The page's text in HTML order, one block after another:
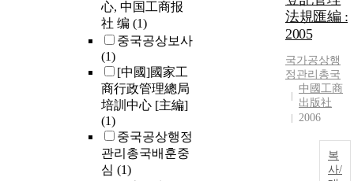
心, 中国工商报
社 编 (1)
중국공상보사
(1)
[中國]國家工
商行政管理總局
培訓中心 [主編]
(1)
중국공상행정
관리총국배훈중
심 (1)
法規匯編 :
2005
국가공상행
정관리총국
中國工商
出版社
2006
복
사/